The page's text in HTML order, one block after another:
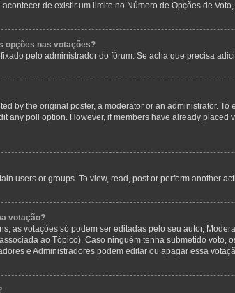
de existir um limite no Número de Opções de
opções nas votações?
pelo administrador do fórum. Se acha que precisa
by the original poster, a moderator or an administrator.
any poll option. However, if members have already
users or groups. To view, read, post or perform another
votação?
as votações só podem ser editadas pelo seu autor,
ao Tópico). Caso ninguém tenha submetido
e Administradores podem editar ou apagar essa